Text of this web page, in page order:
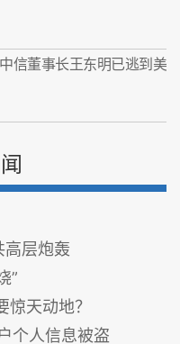
信董事长王东明已逃到美
高层炮轰
”
天动地？
个人信息被盗